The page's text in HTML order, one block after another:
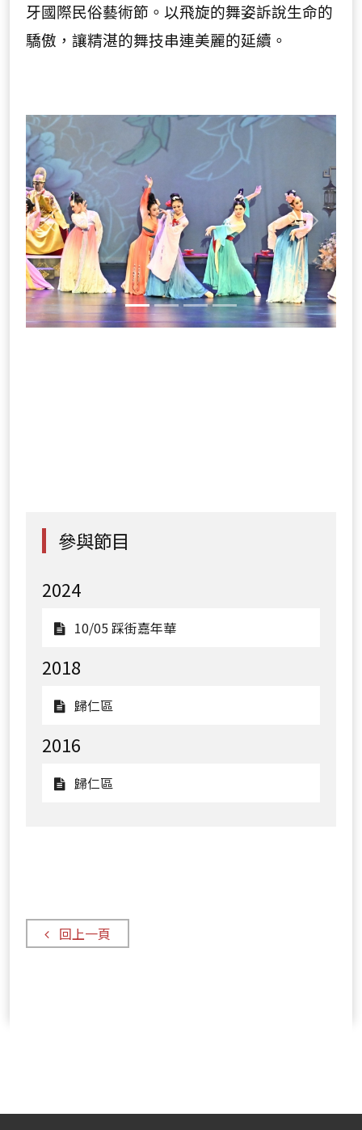
牙國際民俗藝術節。以飛旋的舞姿訴說生命的
驕傲，讓精湛的舞技串連美麗的延續 。
Previous Next
參與節目
2024
10/05 踩街嘉年華觀
2018
歸仁區
區
2016
歸仁區
回上一頁